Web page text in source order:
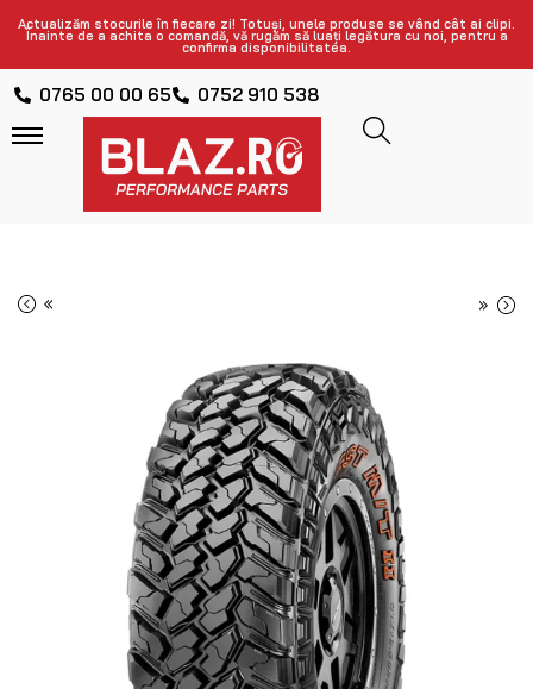
Actualizăm stocurile în fiecare zi! Totuși, unele produse se vând cât ai clipi.
Înainte de a achita o comandă, vă rugăm să luați legătura cu noi, pentru a
confirma disponibilitatea.
0765 00 00 65 0752 910 538
« »